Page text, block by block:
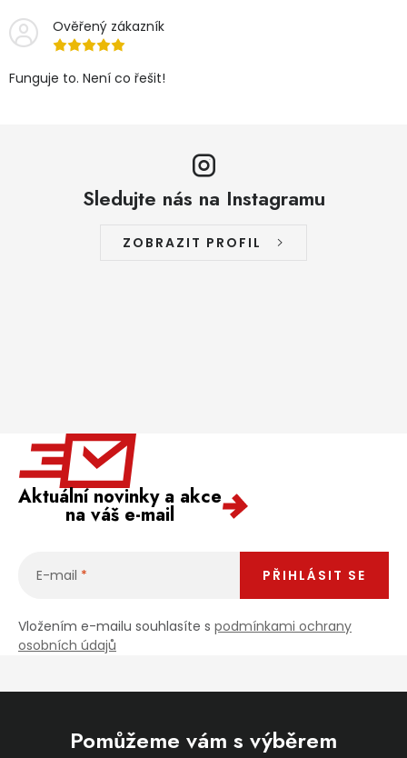
Ověřený zákazník
Funguje to. Není co řešit!
Sledujte nás na Instagramu
ZOBRAZIT PROFIL
Aktuální novinky a akce
na váš e-mail
E-mail
Vložením e-mailu souhlasíte s podmínkami ochrany
osobních údajů
PŘIHLÁSIT SE
Pomůžeme vám s výběrem